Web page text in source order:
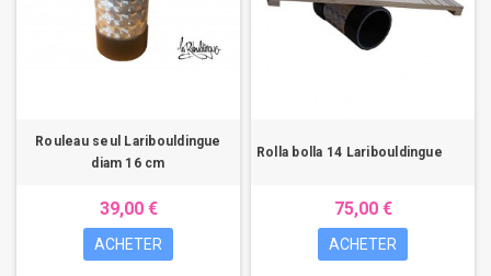
Rouleau seul Laribouldingue
diam 16 cm
39,00 €
ACHETER
Rolla bolla 14 Laribouldingue
75,00 €
ACHETER